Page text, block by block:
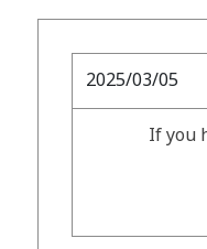
2025/03/05
If you